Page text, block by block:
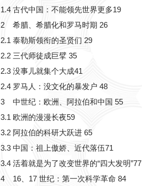
1.4 古代中国：不能领先世界更多19
2 希腊、希腊化和罗马时期 26
2.1 泰勒斯领衔的圣贤们 29
2.2 三代师徒成巨擘 35
2.3 没事儿就集个大成41
2.4 罗马人：没文化的暴发户 48
3 中世纪：欧洲、阿拉伯和中国 55
3.1 欧洲的漫漫长夜59
3.2 阿拉伯的科研大跃进 65
3.3 中国：祖上傲娇、近代落伍71
3.4 活着就是为了改变世界的“四大发明”77
4 16、17 世纪：第一次科学革命 84